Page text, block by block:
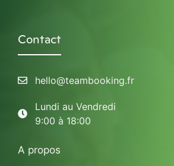
Contact
hello@teambooking.fr
Lundi au Vendredi
9:00 à 18:00
A propos